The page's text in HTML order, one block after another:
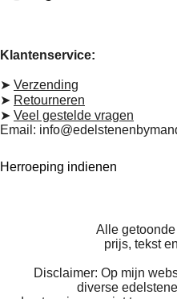
a
r
a
m
o
s
p
Klantenservice:
➤ Verzending
➤ Retourneren
➤ Veel gestelde vragen
Email:
Herroeping indienen
Alle getoonde
prijs, tekst
Disclaimer: Op mijn
diverse